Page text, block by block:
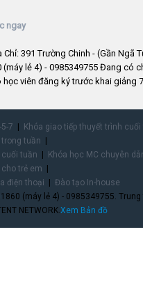
ngay
391 Trường Chinh - (Gần Ngã
(máy lẻ 4) - 0985349755 Đang có
viên đăng ký trước khai giảng
7
Khóa giao tiếp thuyết trình
tuần
cuối tuần
Khóa học MC chuyên
trẻ em
điện thoại
Đào tạo In-house
(máy lẻ 4) - 0985349755.
NETWORK.Xem Bản đồ